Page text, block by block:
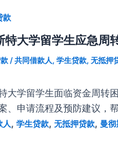
款
特大学留学生应急周
/共同借款人, 学生贷款, 无抵押
大学留学生面临资金周转
、申请流程及预防建议，
人, 学生贷款, 无抵押贷款, 曼